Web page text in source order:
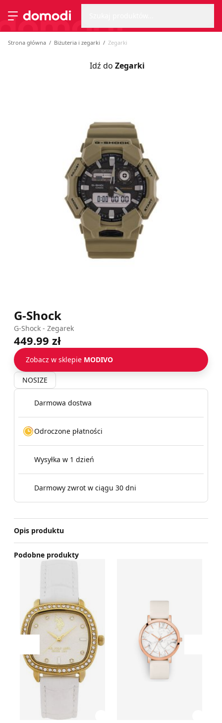
Przełącz menu
Strona główna
Strona główna Biżuteria i zegarki Zegarki
Idź do Zegarki
G-Shock
G-Shock - Zegarek
449.99 zł
Zobacz w sklepie MODIVO
NOSIZE
Darmowa dostwa
Odroczone płatności
Wysyłka w 1 dzień
Darmowy zwrot w ciągu 30 dni
Opis produktu
Podobne produkty
Przesuń w lewo
Zegarek U.S Polo Assn.